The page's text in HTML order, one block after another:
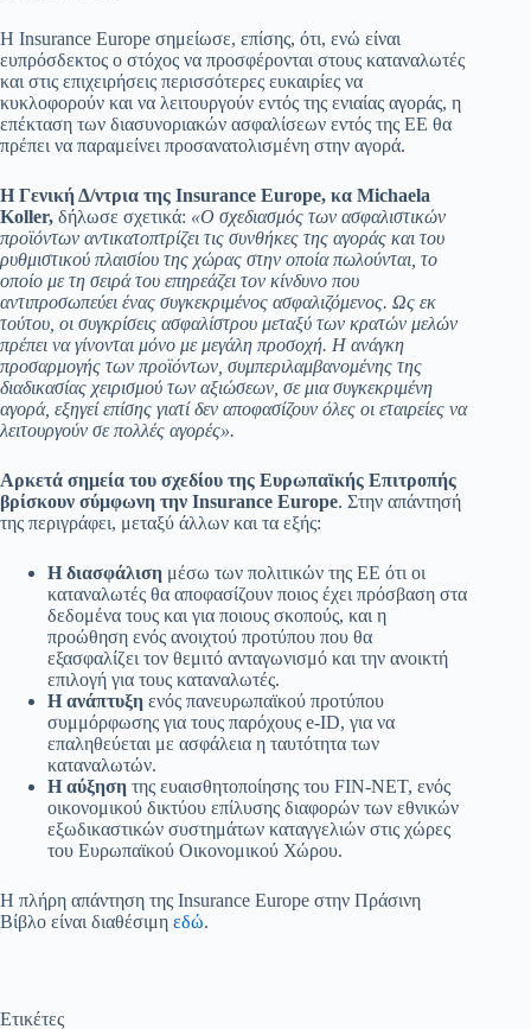
H Insurance Europe σημείωσε, επίσης, ότι, ενώ είναι
ευπρόσδεκτος ο στόχος να προσφέρονται στους καταναλωτές
και στις επιχειρήσεις περισσότερες ευκαιρίες να
κυκλοφορούν και να λειτουργούν εντός της ενιαίας αγοράς, η
επέκταση των διασυνοριακών ασφαλίσεων εντός της ΕΕ θα
πρέπει να παραμείνει προσανατολισμένη στην αγορά.
Η Γενική Δ/ντρια της Insurance Europe, κα Michaela
Koller, δήλωσε σχετικά: «Ο σχεδιασμός των ασφαλιστικών
προϊόντων αντικατοπτρίζει τις συνθήκες της αγοράς και του
ρυθμιστικού πλαισίου της χώρας στην οποία πωλούνται, το
οποίο με τη σειρά του επηρεάζει τον κίνδυνο που
αντιπροσωπεύει ένας συγκεκριμένος ασφαλιζόμενος. Ως εκ
τούτου, οι συγκρίσεις ασφαλίστρου μεταξύ των κρατών μελών
πρέπει να γίνονται μόνο με μεγάλη προσοχή. Η ανάγκη
προσαρμογής των προϊόντων, συμπεριλαμβανομένης της
διαδικασίας χειρισμού των αξιώσεων, σε μια συγκεκριμένη
αγορά, εξηγεί επίσης γιατί δεν αποφασίζουν όλες οι εταιρείες να
λειτουργούν σε πολλές αγορές».
Αρκετά σημεία του σχεδίου της Ευρωπαϊκής Επιτροπής
βρίσκουν σύμφωνη την Insurance Europe. Στην απάντησή
της περιγράφει, μεταξύ άλλων και τα εξής:
Η διασφάλιση μέσω των πολιτικών της ΕΕ ότι οι
καταναλωτές θα αποφασίζουν ποιος έχει πρόσβαση στα
δεδομένα τους και για ποιους σκοπούς, και η
προώθηση ενός ανοιχτού προτύπου που θα
εξασφαλίζει τον θεμιτό ανταγωνισμό και την ανοικτή
επιλογή για τους καταναλωτές.
Η ανάπτυξη ενός πανευρωπαϊκού προτύπου
συμμόρφωσης για τους παρόχους e-ID, για να
επαληθεύεται με ασφάλεια η ταυτότητα των
καταναλωτών.
Η αύξηση της ευαισθητοποίησης του FIN-NET, ενός
οικονομικού δικτύου επίλυσης διαφορών των εθνικών
εξωδικαστικών συστημάτων καταγγελιών στις χώρες
του Ευρωπαϊκού Οικονομικού Χώρου.
Η πλήρη απάντηση της Insurance Europe στην Πράσινη
Βίβλο είναι διαθέσιμη εδώ.
Ετικέτες